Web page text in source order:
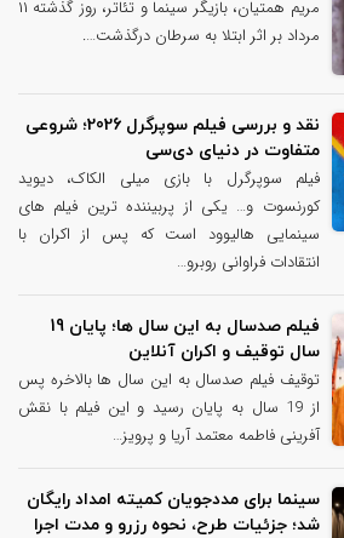
مریم همتیان، بازیگر سینما و تئاتر، روز گذشته ۱۱
مرداد بر اثر ابتلا به سرطان درگذشت….
نقد و بررسی فیلم سوپرگرل 2026؛ شروعی
متفاوت در دنیای دی‌سی
فیلم سوپرگرل با بازی میلی الکاک، دیوید
کورنسوت و… یکی از پربیننده ترین فیلم های
سینمایی هالیوود است که پس از اکران با
انتقادات فراوانی روبرو…
فیلم صدسال به این سال‌ ها؛ پایان 19
سال توقیف و اکران آنلاین
توقیف فیلم صدسال به این سال ها بالاخره پس
از 19 سال به پایان رسید و این فیلم با نقش
آفرینی فاطمه معتمد آریا و پرویز…
سینما برای مددجویان کمیته امداد رایگان
شد؛ جزئیات طرح، نحوه رزرو و مدت اجرا